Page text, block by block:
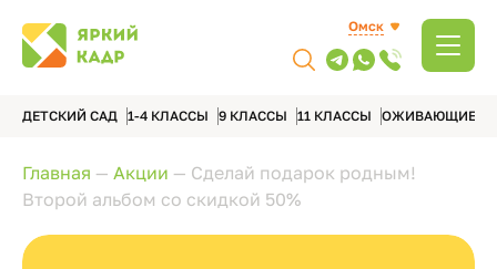
Омск
ДЕТСКИЙ САД 1-4 КЛАССЫ 9 КЛАССЫ 11 КЛАССЫ ОЖИВАЮЩИЕ
Главная — Акции — Сделай подарок родным!
Второй альбом со скидкой 50%